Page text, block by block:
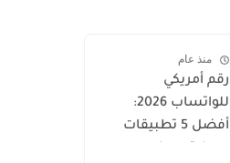
منذ عام
رقم أمريكي
للواتساب 2026:
أفضل 5 تطبيقات